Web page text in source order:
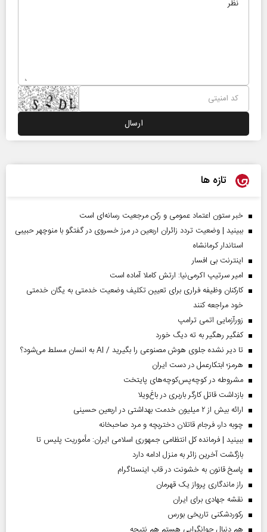
تازه ها
خبر ستون اعتماد عمومی و رکن مرجعیت رسانه‌ای است
ببینید | وضعیت تردد زائران اربعین در مرز خسروی در گفتگو با منوچهر حبیبی
استاندار کرمانشاه
اینترنت بی افسار
امیر سرتیپ اکرمی‌نیا: ارتش کاملا آماده است
کارکنان وظیفه فراری برای تعیین تکلیف وضعیت خدمتی به یگان خدمتی
خود مراجعه کنند
زورآزمایی اتمی ترامپ
کفگیر رهگیر به ته دیگ خورد
تا دیر نشده جلوی هوش مصنوعی را بگیرید / AI به انسان مسلط می‌شود؟
هرمز؛ ابتکارعمل در دست ایران
مشروطه در کوچه‌پس‌کوچه‌های پایتخت
بازداشت قاتل کارگر باربری در باغ‌ویلا
ارائه بیش از ۲ میلیون خدمت بهداشتی در اربعین حسینی
چوبه دار، فرجام قاتلان دختربچه و مرد صاحبخانه
ببینید | فرمانده کل انتظامی جمهوری اسلامی ایران­: مأموریت پلیس تا
بازگشت آخرین زائر به منزل ادامه دارد
پاسخ قانون به خشونت در قاب اینستاگرام
راز ماندگاری پرواز یک قهرمان
نقشه جهادی برای ایران
رکوردشکنی تاریخی بورس